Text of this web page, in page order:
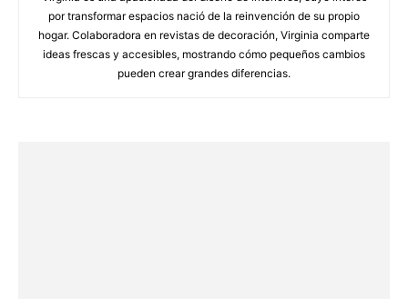
por transformar espacios nació de la reinvención de su propio
hogar. Colaboradora en revistas de decoración, Virginia comparte
ideas frescas y accesibles, mostrando cómo pequeños cambios
pueden crear grandes diferencias.